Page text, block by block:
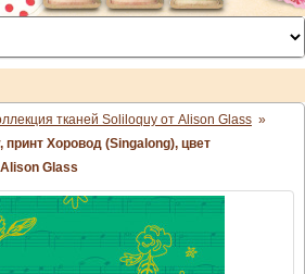
тканей Soliloquy от Alison Glass »
принт Хоровод (Singalong), цвет
Glass